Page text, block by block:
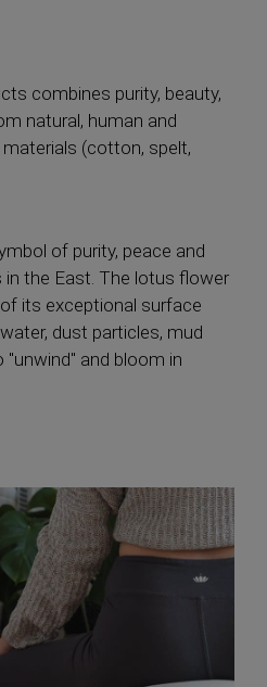
combines purity, beauty,
natural, human and
(cotton, spelt,
of purity, peace and
in the East. The lotus flower
its exceptional surface
dust particles, mud
and bloom in